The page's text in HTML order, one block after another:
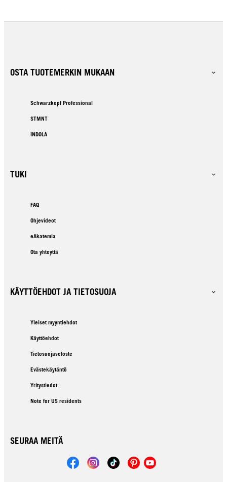
OSTA TUOTEMERKIN MUKAAN
Schwarzkopf Professional
STMNT
INDOLA
TUKI
FAQ
Ohjevideot
eAkatemia
Ota yhteyttä
KÄYTTÖEHDOT JA TIETOSUOJA
Yleiset myyntiehdot
Käyttöehdot
Tietosuojaseloste
Evästekäytäntö
Yritystiedot
Note for US residents
SEURAA MEITÄ